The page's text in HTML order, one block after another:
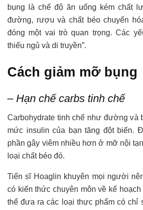
bụng là chế độ ăn uống kém chất
đường, rượu và chất béo chuyển
đóng một vai trò quan trọng. Các
thiếu ngủ và di truyền”.
Cách giảm mỡ bụng
– Hạn chế carbs tinh chế
Carbohydrate tinh chế như đường và
mức insulin của bạn tăng đột biến.
phần gây viêm nhiều hơn ở mỡ nội
loại chất béo đó.
Tiến sĩ Hoaglin khuyên mọi người
có kiến thức chuyên môn về kế
thể đưa ra các loại thực phẩm có chỉ